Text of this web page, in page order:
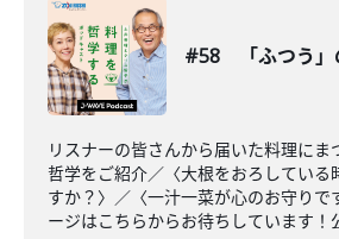
#58 「ふつう」
リスナーの皆さんから届いた料理にま
哲学をご紹介／〈大根をおろしている
すか？〉／〈一汁一菜が心のお守りで
ージはこちらからお待ちしています！